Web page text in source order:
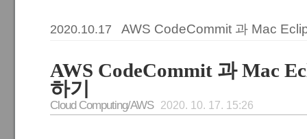
2020.10.17 AWS CodeCommit 과 Mac
AWS CodeCommit 과 Mac
하기
Cloud Computing/AWS 2020. 10. 17. 15:26